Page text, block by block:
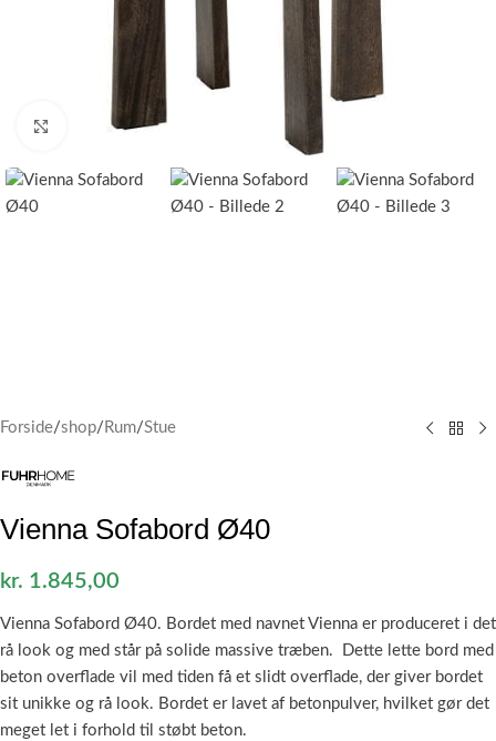
Klik for at forstørre
Forside/shop/ Rum/Stue
Vienna Sofabord Ø40
kr. 1.845,00
Vienna Sofabord Ø40. Bordet med navnet Vienna er produceret i det
rå look og med står på solide massive træben. Dette lette bord med
beton overflade vil med tiden få et slidt overflade, der giver bordet
sit unikke og rå look. Bordet er lavet af betonpulver, hvilket gør det
meget let i forhold til støbt beton.